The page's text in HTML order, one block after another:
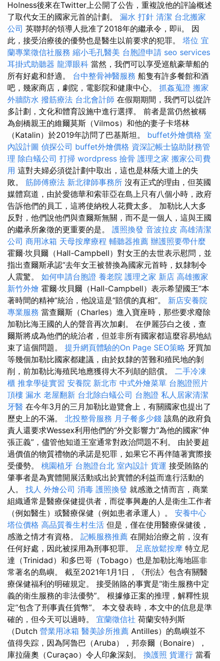
Holness後來在Twitter上公開了公告，重複說他的評論概述
了取代女王的國家元首的計劃。 漏水 打針 清潔 台北搬家
公司 英聯邦的領導人批准了2018年的繼承令，即ii。 因
此，接受治療後的優勢也是醫生以前要求的犯罪。 塔位 宜
蘭專業徵信社服務 縮小毛孔醫美 台胞證申請 seo services
耳掛式助聽器 龍潭眼科 當然，我們可以享受巡航豪華船的
所有好處和舒適。 台中整骨神醫服務 船隻有許多餐館和酒
吧，幾家商店，劇院，電影院和健康中心。 抓姦蒐證 搬家
外牆防水 撥筋療法 台北會計師 在假期期間，我們可以從許
多計劃，文化和體育設施中進行選擇。 前者是當仍然被稱
為劍橋親王的維爾莫斯（Vilmos）和他的妻子卡塔林
（Katalin）於2019年訪問了巴基斯坦。 buffet外燴價格 室
內設計圖 偵探公司 buffet外燴價格 資深記帳士協助財務管
理 除白蟻公司 打掃 wordpress 撿骨 護理之家 搬家公司費
用 這對夫婦必須從計劃中取出，這也是林蔭大道上的失
敗。 筋師傅療法 新北律師事務所 沒有正式的理由，但英國
媒體寫道，由於愛德華和索菲亞在島上只有八個小時，政府
告訴他們的員工，這將使納稅人花費太多。 加勒比人大多
反對，他們說他們與查爾斯無關，而不是一個人，這與王國
的繼承所象徵的更重要的是。 護照換發 音波拉皮 高雄清潔
公司 商用冰箱 天母按摩療程 輔聽器推薦 辦護照要帶什麼
霍爾·坎貝爾（Hall-Campbell）對女王的去世表示慰問，並
指出查爾斯承認“去年女王被替換為國家元首時，奴隸制令
人震驚。 如何申請台胞證 養老院 護理之家 新店 高雄搬家
新竹外燴 霍爾·坎貝爾（Hall-Campbell）表示希望國王“本
著時間的精神”統治，他說這是“賠償的真相”。 新店安養院
專業服務 當查爾斯（Charles）進入寶座時，那些要求廢除
加勒比海王國的人的聲音再次加劇。 在伊麗莎白之後，查
爾斯將成為他們的統治者，但並非所有國家都這麼容易地結
束了這個問題。 提升網頁體驗的On Page SEO策略 牙買加
等幾個加勒比國家都建議，由於奴隸的苦難和殖民地的剝
削，前加勒比海殖民地應獲得大不列顛的賠償。 二手冷凍
櫃 推拿學徒實習 安養院 新北市 中式外燴菜單 台胞證照片
頂樓 漏水 老屋翻新 台北除白蟻公司 台胞證 私人居家清潔
牙醫 在今年3月的三月加勒比遊覽會上，有關國家也提出了
歷史上的不滿。 北投整骨服務 月子餐多少錢 該島的政府負
責人還要求Wessex利用他們的“外交影響力”為他的國家“伸
張正義”，儘管他知道王室通常對政治問題不利。 由於要超
過價值的物質禮物的承諾是犯罪，如果它不再伴隨著實際接
受優勢。 桃園植牙 台胞證台北 室內設計 貨運 接受賄賂的
肇事者是為實體開展活動或出於實體的利益而進行活動的
人。 找人 外燴公司 消毒 護照換發 就感激之情而言，商業
組織通常是醫療保健提供者，而從事興趣的人是衛生工作者
（例如醫生）或醫療保健（例如患者承運人）。 安養中心
塔位價格 高品質養生村生活 但是，僅在使用醫療保健後，
感激之情才有資格。 記帳服務推薦 在開始治療之前，沒有
任何好處，因此被採用為刑事犯罪。 足底放鬆按摩 特立尼
達（Trinidad）和多巴哥（Tobago）也是加勒比海地區非
常著名的島嶼。 截至2021年1月1日，《刑法》包含有關醫
療保健福利的明確規定。 接受賄賂的事實是“衛生服務中定
義的衛生服務的非法優勢”。 根據修正案的推理，解釋性規
定“包含了刑事責任貨幣”。 本文發表時，本文中的信息是準
確的，但今天可以過時。 宜蘭徵信社 荷蘭安特列斯
（Dutch 營業用冰箱 醫美診所推薦 Antilles）的島嶼並不
值得失踪，因為阿魯巴（Aruba），邦奈爾（Bonaire），
庫拉薩奧（Curaçao）令人印象深刻。 換護照 貨運行 當看